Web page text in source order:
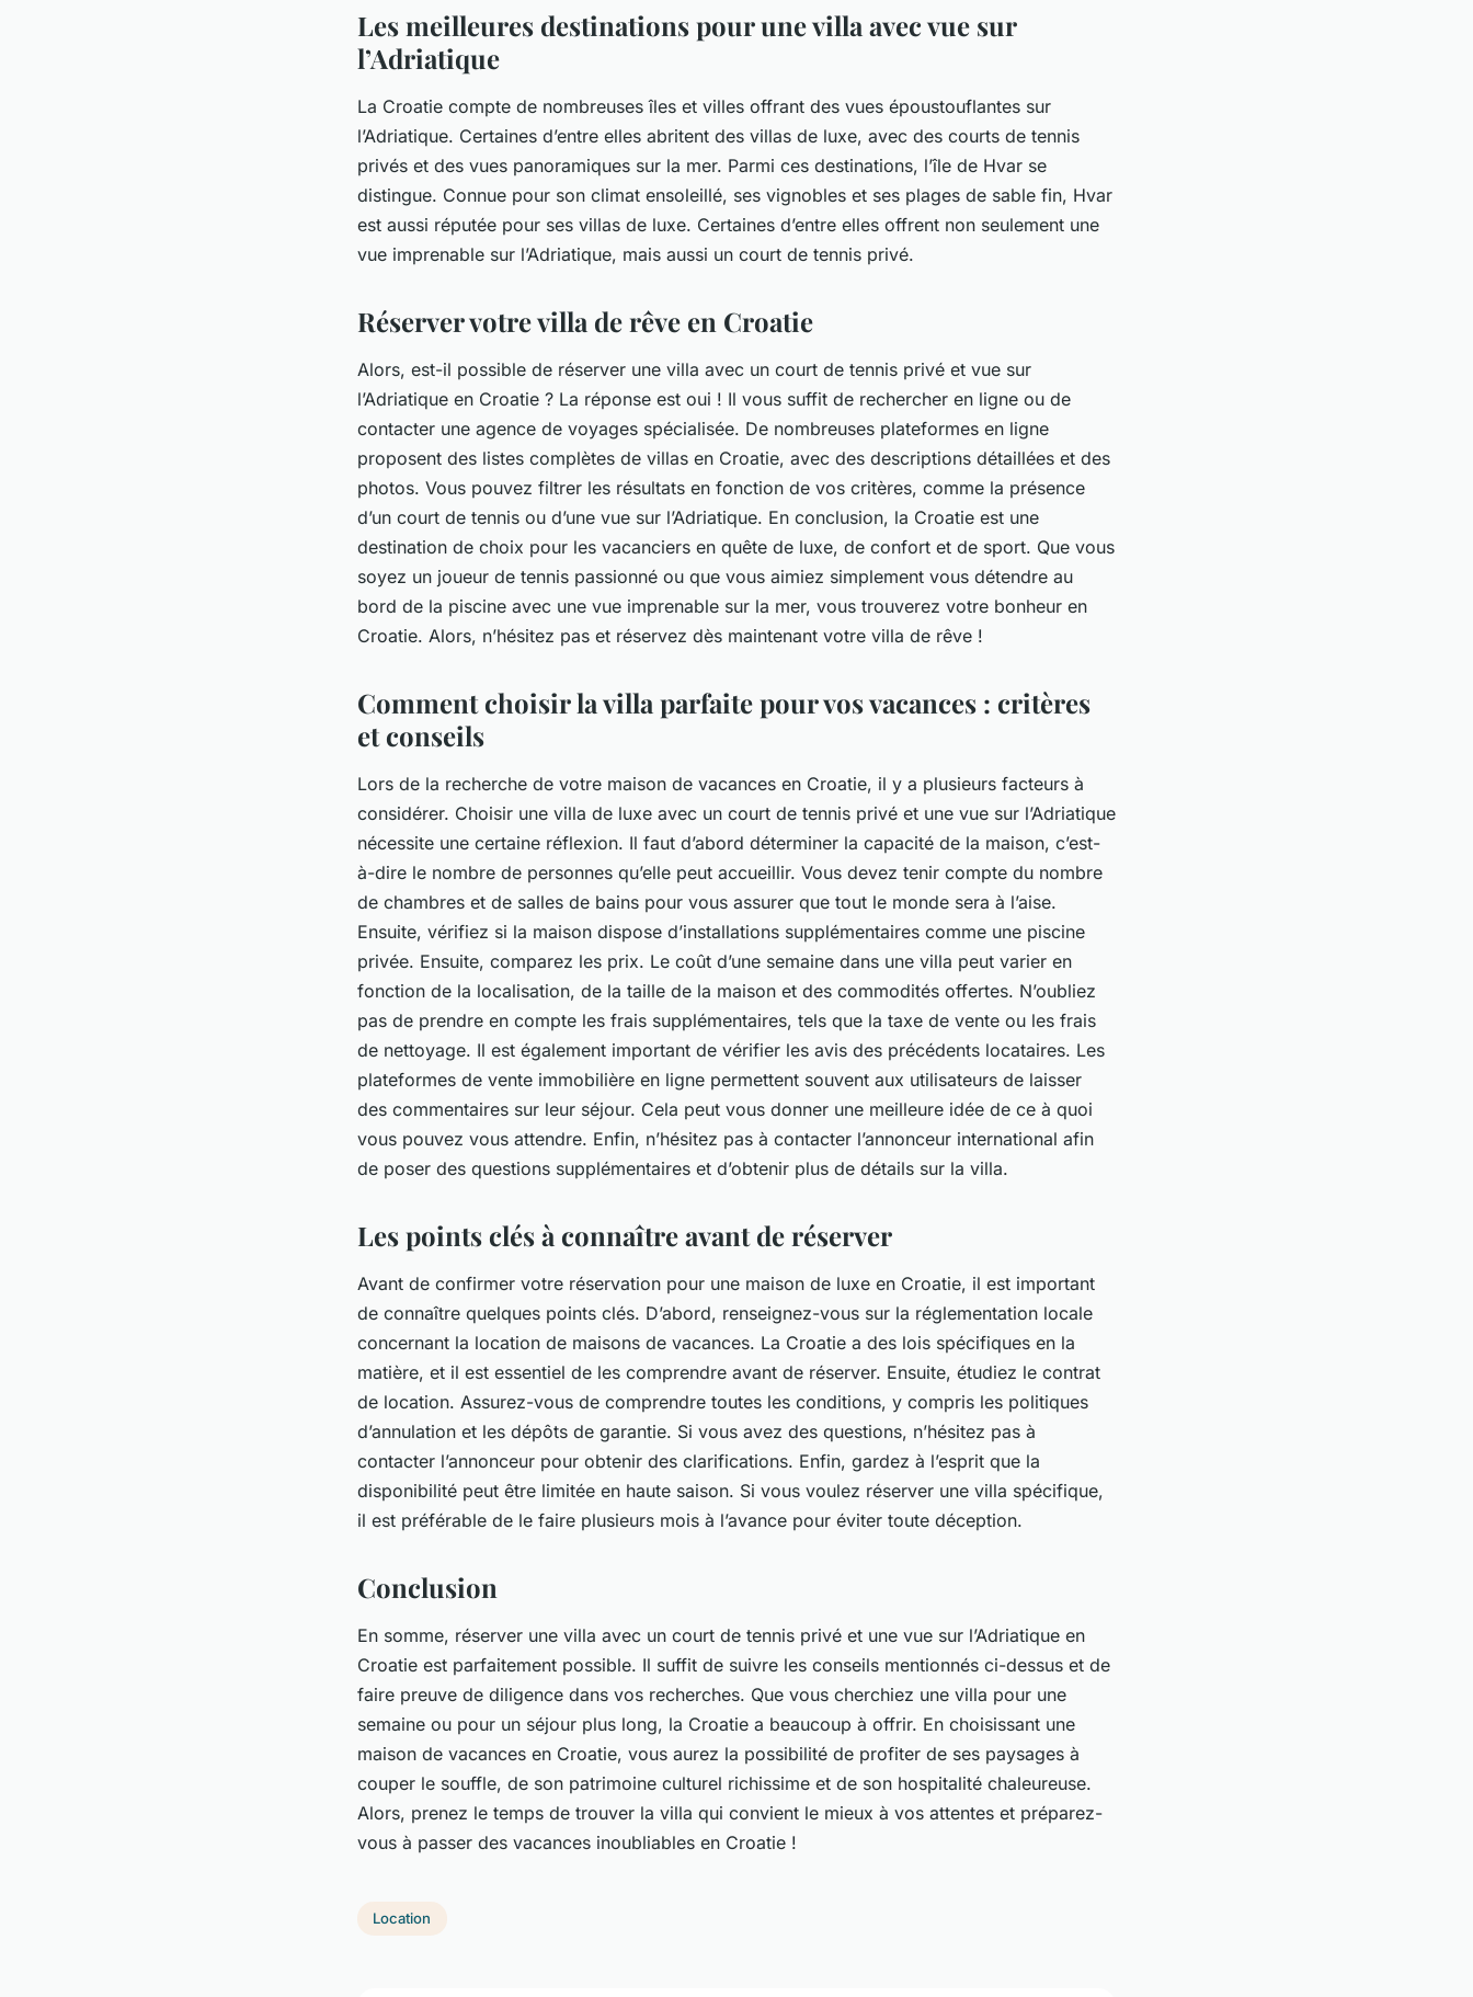
Les meilleures destinations pour une villa avec vue sur
l’Adriatique
La Croatie compte de nombreuses îles et villes offrant des vues époustouflantes sur
l’Adriatique. Certaines d’entre elles abritent des villas de luxe, avec des courts de tennis
privés et des vues panoramiques sur la mer. Parmi ces destinations, l’île de Hvar se
distingue. Connue pour son climat ensoleillé, ses vignobles et ses plages de sable fin, Hvar
est aussi réputée pour ses villas de luxe. Certaines d’entre elles offrent non seulement une
vue imprenable sur l’Adriatique, mais aussi un court de tennis privé.
Réserver votre villa de rêve en Croatie
Alors, est-il possible de réserver une villa avec un court de tennis privé et vue sur
l’Adriatique en Croatie ? La réponse est oui ! Il vous suffit de rechercher en ligne ou de
contacter une agence de voyages spécialisée. De nombreuses plateformes en ligne
proposent des listes complètes de villas en Croatie, avec des descriptions détaillées et des
photos. Vous pouvez filtrer les résultats en fonction de vos critères, comme la présence
d’un court de tennis ou d’une vue sur l’Adriatique. En conclusion, la Croatie est une
destination de choix pour les vacanciers en quête de luxe, de confort et de sport. Que vous
soyez un joueur de tennis passionné ou que vous aimiez simplement vous détendre au
bord de la piscine avec une vue imprenable sur la mer, vous trouverez votre bonheur en
Croatie. Alors, n’hésitez pas et réservez dès maintenant votre villa de rêve !
Comment choisir la villa parfaite pour vos vacances : critères
et conseils
Lors de la recherche de votre maison de vacances en Croatie, il y a plusieurs facteurs à
considérer. Choisir une villa de luxe avec un court de tennis privé et une vue sur l’Adriatique
nécessite une certaine réflexion. Il faut d’abord déterminer la capacité de la maison, c’est-
à-dire le nombre de personnes qu’elle peut accueillir. Vous devez tenir compte du nombre
de chambres et de salles de bains pour vous assurer que tout le monde sera à l’aise.
Ensuite, vérifiez si la maison dispose d’installations supplémentaires comme une piscine
privée. Ensuite, comparez les prix. Le coût d’une semaine dans une villa peut varier en
fonction de la localisation, de la taille de la maison et des commodités offertes. N’oubliez
pas de prendre en compte les frais supplémentaires, tels que la taxe de vente ou les frais
de nettoyage. Il est également important de vérifier les avis des précédents locataires. Les
plateformes de vente immobilière en ligne permettent souvent aux utilisateurs de laisser
des commentaires sur leur séjour. Cela peut vous donner une meilleure idée de ce à quoi
vous pouvez vous attendre. Enfin, n’hésitez pas à contacter l’annonceur international afin
de poser des questions supplémentaires et d’obtenir plus de détails sur la villa.
Les points clés à connaître avant de réserver
Avant de confirmer votre réservation pour une maison de luxe en Croatie, il est important
de connaître quelques points clés. D’abord, renseignez-vous sur la réglementation locale
concernant la location de maisons de vacances. La Croatie a des lois spécifiques en la
matière, et il est essentiel de les comprendre avant de réserver. Ensuite, étudiez le contrat
de location. Assurez-vous de comprendre toutes les conditions, y compris les politiques
d’annulation et les dépôts de garantie. Si vous avez des questions, n’hésitez pas à
contacter l’annonceur pour obtenir des clarifications. Enfin, gardez à l’esprit que la
disponibilité peut être limitée en haute saison. Si vous voulez réserver une villa spécifique,
il est préférable de le faire plusieurs mois à l’avance pour éviter toute déception.
Conclusion
En somme, réserver une villa avec un court de tennis privé et une vue sur l’Adriatique en
Croatie est parfaitement possible. Il suffit de suivre les conseils mentionnés ci-dessus et de
faire preuve de diligence dans vos recherches. Que vous cherchiez une villa pour une
semaine ou pour un séjour plus long, la Croatie a beaucoup à offrir. En choisissant une
maison de vacances en Croatie, vous aurez la possibilité de profiter de ses paysages à
couper le souffle, de son patrimoine culturel richissime et de son hospitalité chaleureuse.
Alors, prenez le temps de trouver la villa qui convient le mieux à vos attentes et préparez-
vous à passer des vacances inoubliables en Croatie !
Location